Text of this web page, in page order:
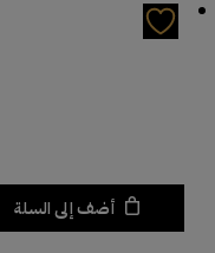
أضف إلى السلة